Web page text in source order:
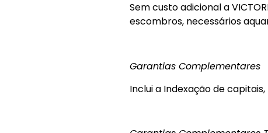
Sem custo adicional a
escombros, necessários
Garantias Complementares
Inclui a Indexação de